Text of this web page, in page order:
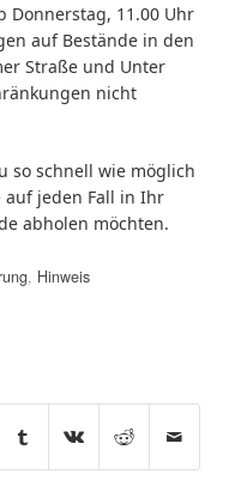
Donnerstag, 11.00 Uhr
auf Bestände in den
Straße und Unter
nicht
so schnell wie möglich
auf jeden Fall in Ihr
abholen möchten.
, Hinweis